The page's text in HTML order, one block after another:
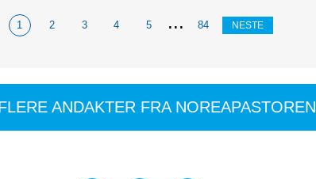
og så har
En julenisse
1 2 3 4 5 ... 84 NESTE
ANDAKTER FRA NOREAPASTOREN